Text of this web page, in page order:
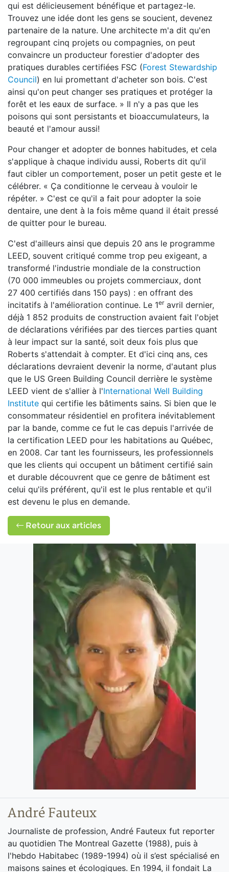
qui est délicieusement bénéfique et partagez-le.
Trouvez une idée dont les gens se soucient, devenez
partenaire de la nature. Une architecte m'a dit qu'en
regroupant cinq projets ou compagnies, on peut
convaincre un producteur forestier d'adopter des
pratiques durables certifiées FSC (Forest Stewardship
Council) en lui promettant d'acheter son bois. C'est
ainsi qu'on peut changer ses pratiques et protéger la
forêt et les eaux de surface. » Il n'y a pas que les
poisons qui sont persistants et bioaccumulateurs, la
beauté et l'amour aussi!
Pour changer et adopter de bonnes habitudes, et cela
s'applique à chaque individu aussi, Roberts dit qu'il
faut cibler un comportement, poser un petit geste et le
célébrer. « Ça conditionne le cerveau à vouloir le
répéter. » C'est ce qu'il a fait pour adopter la soie
dentaire, une dent à la fois même quand il était pressé
de quitter pour le bureau.
C'est d'ailleurs ainsi que depuis 20 ans le programme
LEED, souvent critiqué comme trop peu exigeant, a
transformé l'industrie mondiale de la construction
(70 000 immeubles ou projets commerciaux, dont
27 400 certifiés dans 150 pays) : en offrant des
incitatifs à l'amélioration continue. Le 1eravril dernier,
déjà 1 852 produits de construction avaient fait l'objet
de déclarations vérifiées par des tierces parties quant
à leur impact sur la santé, soit deux fois plus que
Roberts s'attendait à compter. Et d'ici cinq ans, ces
déclarations devraient devenir la norme, d'autant plus
que le US Green Building Council derrière le système
LEED vient de s'allier à l'International Well Building
Institute qui certifie les bâtiments sains. Si bien que le
consommateur résidentiel en profitera inévitablement
par la bande, comme ce fut le cas depuis l'arrivée de
la certification LEED pour les habitations au Québec,
en 2008. Car tant les fournisseurs, les professionnels
que les clients qui occupent un bâtiment certifié sain
et durable découvrent que ce genre de bâtiment est
celui qu'ils préférent, qu'il est le plus rentable et qu'il
est devenu le plus en demande.
Retour aux articles
André Fauteux
Journaliste de profession, André Fauteux fut reporter
au quotidien The Montreal Gazette (1988), puis à
l'hebdo Habitabec (1989-1994) où il s’est spécialisé en
maisons saines et écologiques. En 1994, il fondait La